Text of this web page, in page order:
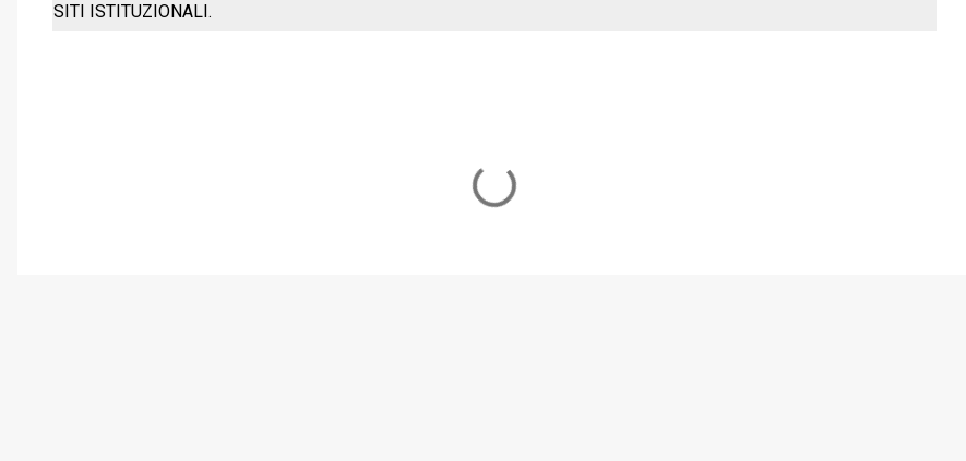
SITI ISTITUZIONALI.